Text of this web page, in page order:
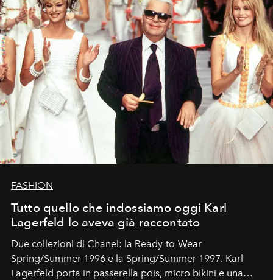
FASHION
Tutto quello che indossiamo oggi Karl
Lagerfeld lo aveva già raccontato
Due collezioni di Chanel: la Ready-to-Wear
Spring/Summer 1996 e la Spring/Summer 1997. Karl
Lagerfeld porta in passerella pois, micro bikini e una